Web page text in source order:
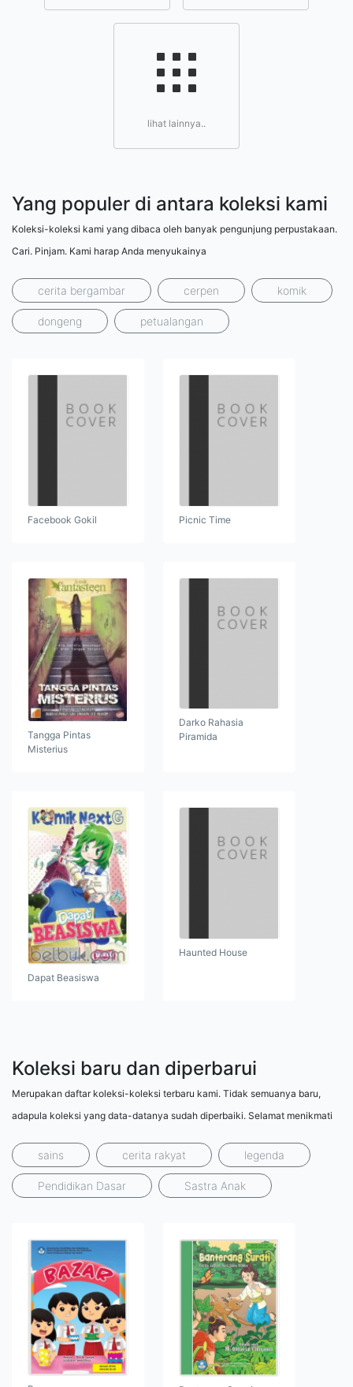
lihat lainnya..
Yang populer di antara koleksi kami
Koleksi-koleksi kami yang dibaca oleh banyak pengunjung perpustakaan.
Cari. Pinjam. Kami harap Anda menyukainya
cerita bergambar cerpen komik
dongeng petualangan
Facebook Gokil Picnic Time
Tangga Pintas
Misterius
Darko Rahasia
Piramida
Dapat Beasiswa
Haunted House
Koleksi baru dan diperbarui
Merupakan daftar koleksi-koleksi terbaru kami. Tidak semuanya baru,
adapula koleksi yang data-datanya sudah diperbaiki. Selamat menikmati
sains cerita rakyat legenda
Pendidikan Dasar Sastra Anak